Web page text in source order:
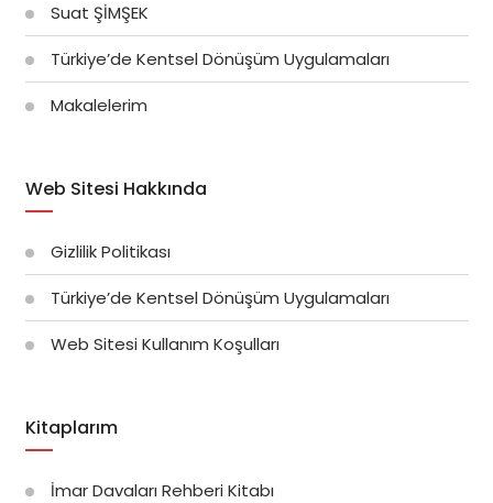
Suat ŞİMŞEK
Türkiye’de Kentsel Dönüşüm Uygulamaları
Makalelerim
Web Sitesi Hakkında
Gizlilik Politikası
Türkiye’de Kentsel Dönüşüm Uygulamaları
Web Sitesi Kullanım Koşulları
Kitaplarım
İmar Davaları Rehberi Kitabı